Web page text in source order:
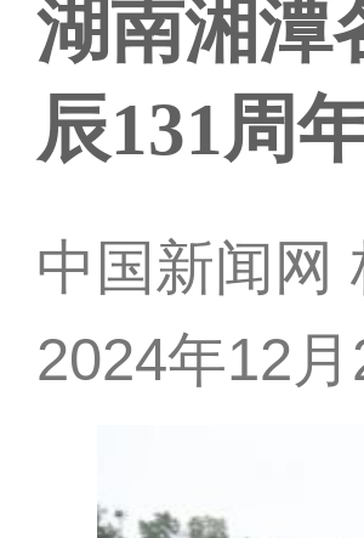
湖南湘潭
辰131周
中国新闻网
2024年12